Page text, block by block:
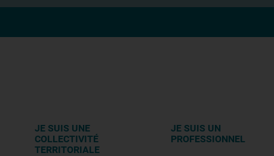
JE SUIS UNE
COLLECTIVITÉ
TERRITORIALE
JE SUIS UN
PROFESSIONNEL